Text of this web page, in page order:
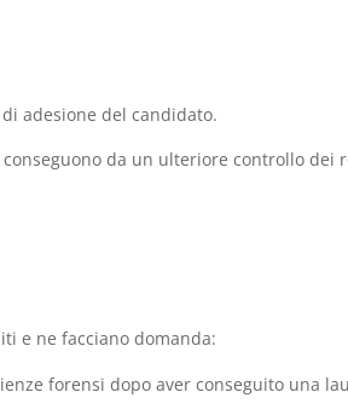
adesione del candidato.
da un ulteriore controllo dei
e ne facciano domanda:
forensi dopo aver conseguito una